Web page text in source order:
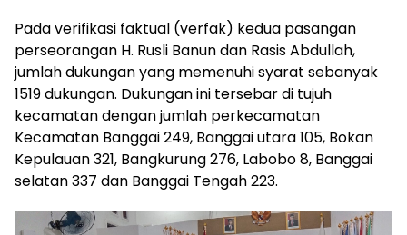
Pada verifikasi faktual (verfak) kedua pasangan
perseorangan H. Rusli Banun dan Rasis Abdullah,
jumlah dukungan yang memenuhi syarat sebanyak
1519 dukungan. Dukungan ini tersebar di tujuh
kecamatan dengan jumlah perkecamatan
Kecamatan Banggai 249, Banggai utara 105, Bokan
Kepulauan 321, Bangkurung 276, Labobo 8, Banggai
selatan 337 dan Banggai Tengah 223.